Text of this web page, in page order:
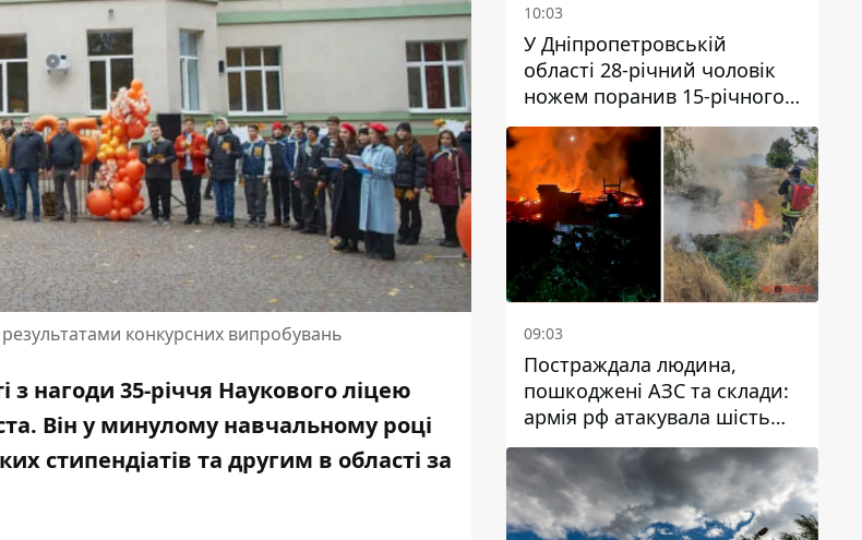
результатами конкурсних випробувань
з нагоди 35-річчя Наукового ліцею
Він у минулому навчальному році
стипендіатів та другим в області за
10:03
У Дніпропетровській
області 28-річний чоловік
ножем поранив 15-річного
хлопця
09:03
Постраждала людина,
пошкоджені АЗС та склади:
армія рф атакувала шість
районів Дніпропетровської
області